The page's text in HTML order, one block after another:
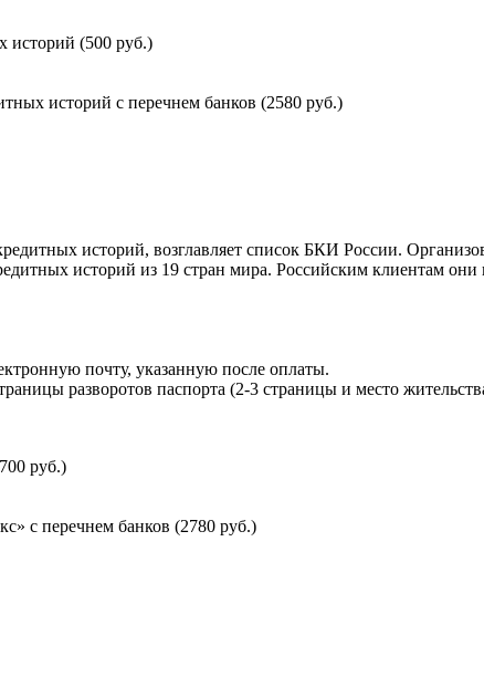
историй (500 руб.)
историй с перечнем банков (2580 руб.)
историй, возглавляет список БКИ России.
историй из 19 стран мира. Российским клиентам они
почту, указанную после оплаты.
разворотов паспорта (2-3 страницы и место
руб.)
с перечнем банков (2780 руб.)